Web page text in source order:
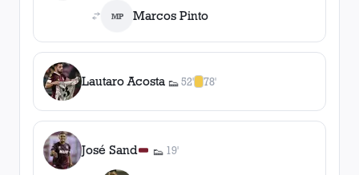
MP Marcos Pinto
Lautaro Acosta 👟
1asistencia
52' 78'
1amarilla
José Sand 👟
1asistencia
19'